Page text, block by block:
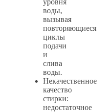
уровня
воды,
вызывая
повторяющиеся
циклы
подачи
и
слива
воды.
Некачественное
качество
стирки:
недостаточное